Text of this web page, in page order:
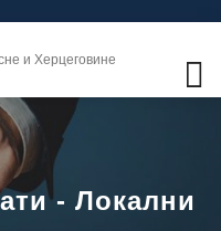
и Херцеговине
- Локални